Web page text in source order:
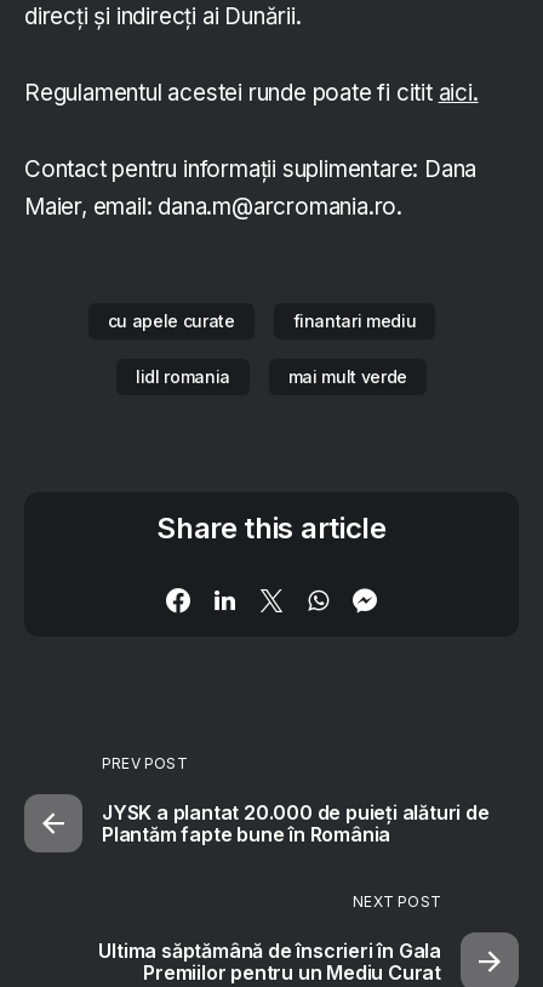
direcți și indirecți ai Dunării.
Regulamentul acestei runde poate fi citit aici.
Contact pentru informații suplimentare: Dana
Maier, email: dana.m@arcromania.ro.
cu apele curate finantari mediu
lidl romania mai mult verde
Share this article
PREV POST
JYSK a plantat 20.000 de puieți alături de
Plantăm fapte bune în România
NEXT POST
Ultima săptămână de înscrieri în Gala
Premiilor pentru un Mediu Curat